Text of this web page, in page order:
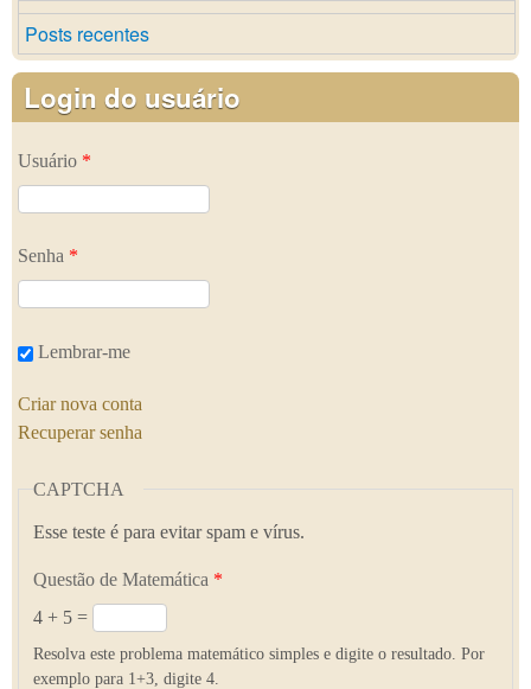
Posts recentes
Login do usuário
Usuário *
Senha *
Lembrar-me
Criar nova conta
Recuperar senha
CAPTCHA
Esse teste é para evitar spam e vírus.
Questão de Matemática *
4 + 5 =
Resolva este problema matemático simples e digite o resultado. Por
exemplo para 1+3, digite 4.